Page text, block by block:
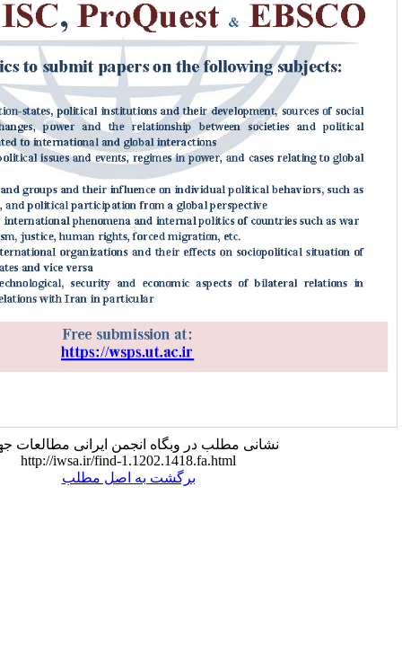
مطلب در وبگاه انجمن ایرانی مطالعات جهان:
http://iwsa.ir/find-1.1202.1418.fa.html